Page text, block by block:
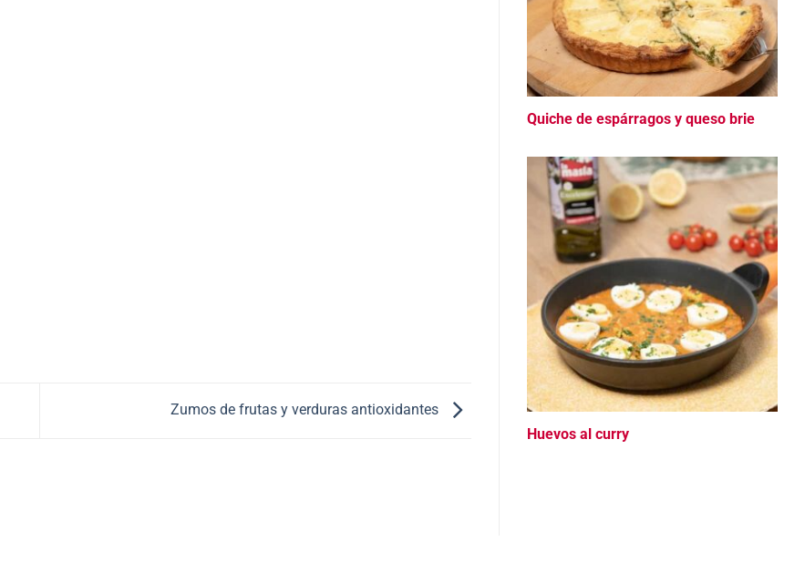
Zumos de frutas y verduras antioxidantes
Quiche de espárragos y queso brie
Huevos al curry